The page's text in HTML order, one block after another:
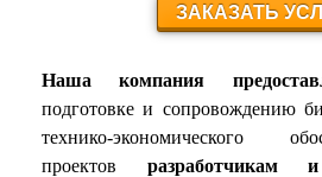
ЗАКАЗАТЬ
Наша компания
подготовке и сопровождению
технико-экономического
проектов разработчикам